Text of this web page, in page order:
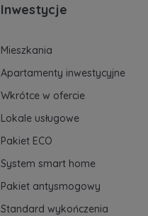
Inwestycje
Mieszkania
Apartamenty inwestycyjne
Wkrótce w ofercie
Lokale usługowe
Pakiet ECO
System smart home
Pakiet antysmogowy
Standard wykończenia